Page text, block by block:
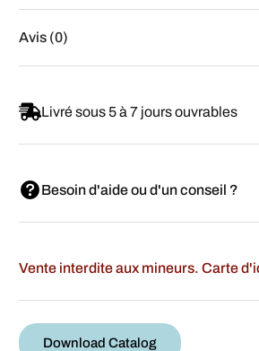
Avis (0)
Livré sous 5 à 7 jours ouvrables
Besoin d'aide ou d'un conseil ?
Vente interdite aux mineurs. Carte
Download Catalog